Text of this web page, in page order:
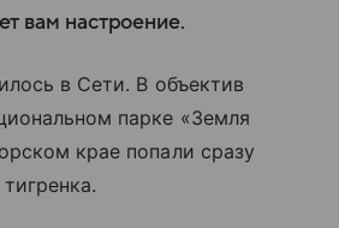
вам настроение.
в Сети. В объектив
парке «Земля
крае попали сразу